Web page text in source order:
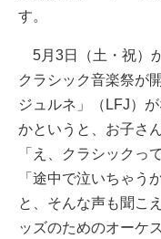
す。
5月3日（土・祝）
クラシック音楽祭が
ジュルネ」（LFJ）
かというと、お子さ
「え、クラシックっ
「途中で泣いちゃう
と、そんな声も聞こ
ッズのためのオーケ